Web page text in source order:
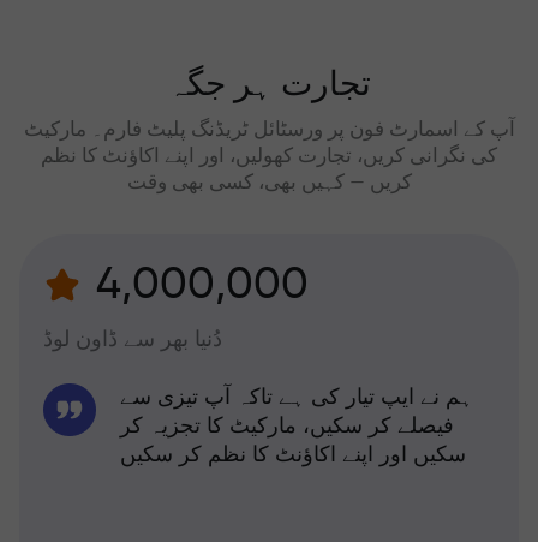
تجارت ہر جگہ
آپ کے اسمارٹ فون پر ورسٹائل ٹریڈنگ پلیٹ فارم۔ مارکیٹ
کی نگرانی کریں، تجارت کھولیں، اور اپنے اکاؤنٹ کا نظم
کریں — کہیں بھی، کسی بھی وقت
4,000,000
دُنیا بھر سے ڈاون لوڈ
ہم نے ایپ تیار کی ہے تاکہ آپ تیزی سے
فیصلے کر سکیں، مارکیٹ کا تجزیہ کر
سکیں اور اپنے اکاؤنٹ کا نظم کر سکیں